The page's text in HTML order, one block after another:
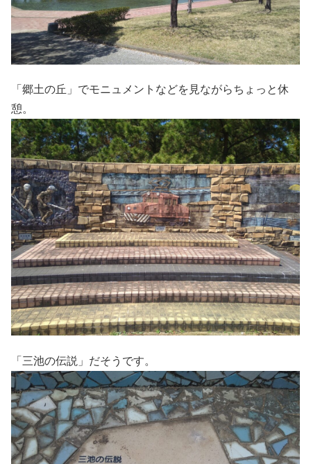
「郷土の丘」でモニュメントなどを見ながらちょっと休
憩。
「三池の伝説」だそうです。